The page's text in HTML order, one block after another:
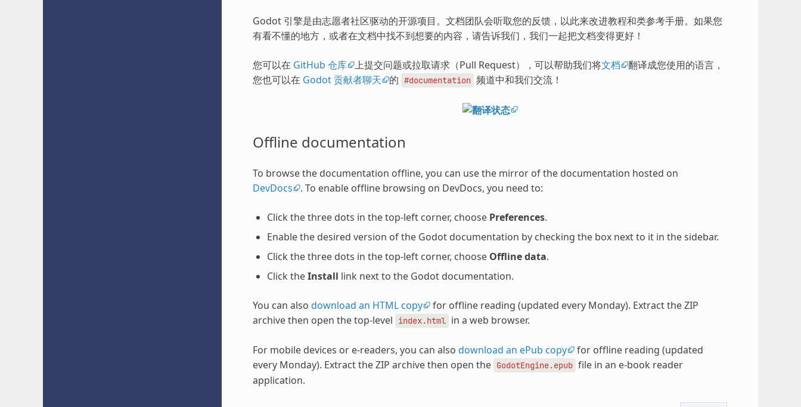
Godot 引擎是由志愿者社区驱动的开源项目。文档团队会听取您的反馈，以此来改进教程和类参考手册。如果您
有看不懂的地方，或者在文档中找不到想要的内容，请告诉我们，我们一起把文档变得更好！
您可以在 GitHub 仓库 上提交问题或拉取请求（Pull Request），可以帮助我们将文档
翻译成您使用的语言，
您也可以在 Godot 贡献者聊天 的 #documentation 频道中和我们交流！
Offline documentation
To browse the documentation offline, you can use the mirror of the documentation hosted on
DevDocs
. To enable offline browsing on DevDocs, you need to:
Click the three dots in the top-left corner, choose Preferences.
Enable the desired version of the Godot documentation by checking the box next to it in the sidebar.
Click the three dots in the top-left corner, choose Offline data.
Click theInstall link next to the Godot documentation.
You can also download an HTML copy for offline reading (updated every Monday). Extract the ZIP
archive then open the top-level
index.html in a web browser.
For mobile devices or e-readers, you can also download an ePub copy for offline reading (updated
every Monday). Extract the ZIP archive then open the GodotEngine.epub file in an e-book reader
application.